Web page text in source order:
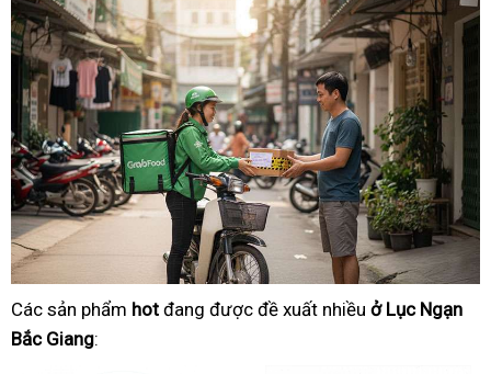
Các sản phẩm hot đang được đề xuất nhiều ở Lục Ngạn
Bắc Giang: